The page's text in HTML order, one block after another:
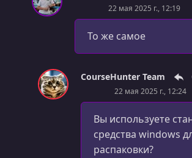
22 мая 2025 г., 12:19
То же самое
CourseHunter Team
22 мая 2025 г., 12:24
Вы используете
средства windows
распаковки?